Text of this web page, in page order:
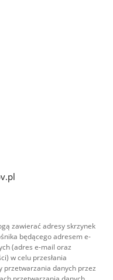
zawierać adresy skrzynek
będącego adresem e-
(adres e-mail oraz
w celu przesłania
przetwarzania danych przez